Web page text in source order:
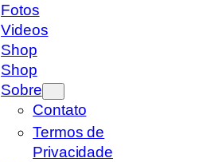
Fotos
Videos
Shop
Shop
Sobre
Contato
Termos de
Privacidade